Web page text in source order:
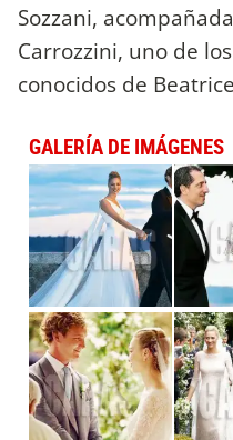
Sozzani,
Carrozzini, uno de
conocidos de
GALERÍA DE IMÁGENES